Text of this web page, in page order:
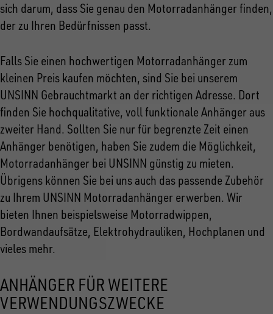
sich darum, dass Sie genau den Motorradanhänger finden,
der zu Ihren Bedürfnissen passt.
Falls Sie einen hochwertigen Motorradanhänger zum
kleinen Preis kaufen möchten, sind Sie bei unserem
UNSINN Gebrauchtmarkt an der richtigen Adresse. Dort
finden Sie hochqualitative, voll funktionale Anhänger aus
zweiter Hand. Sollten Sie nur für begrenzte Zeit einen
Anhänger benötigen, haben Sie zudem die Möglichkeit,
Motorradanhänger bei UNSINN günstig zu mieten.
Übrigens können Sie bei uns auch das passende Zubehör
zu Ihrem UNSINN Motorradanhänger erwerben. Wir
bieten Ihnen beispielsweise Motorradwippen,
Bordwandaufsätze, Elektrohydrauliken, Hochplanen und
vieles mehr.
ANHÄNGER FÜR WEITERE
VERWENDUNGSZWECKE